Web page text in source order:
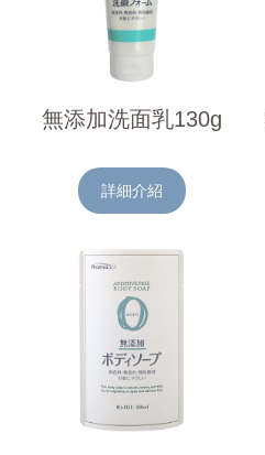
無添加洗面乳130g
詳細介紹